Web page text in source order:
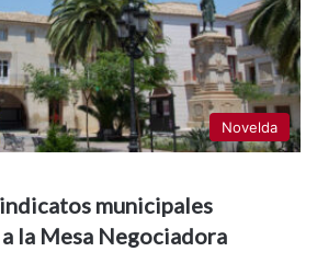
Novelda
municipales
la Mesa Negociadora